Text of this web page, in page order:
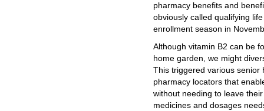
pharmacy benefits and
obviously called qualifying
enrollment season in
Although vitamin B2 can be
home garden, we might
This triggered various senior
pharmacy locators that
without needing to leave
medicines and dosages